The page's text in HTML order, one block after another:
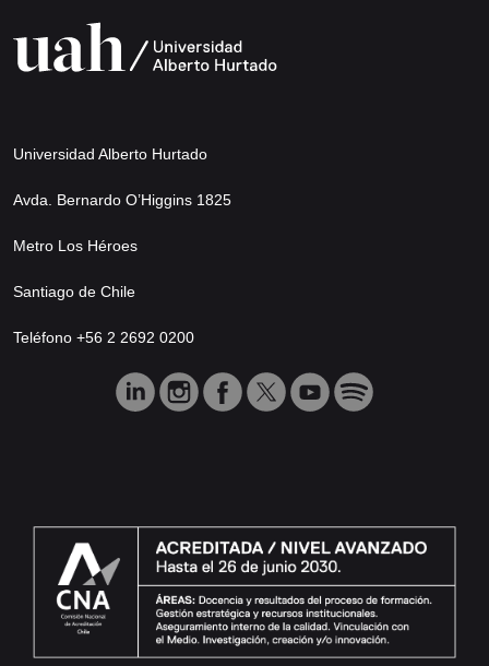
Universidad Alberto Hurtado
Avda. Bernardo O’Higgins 1825
Metro Los Héroes
Santiago de Chile
Teléfono +56 2 2692 0200